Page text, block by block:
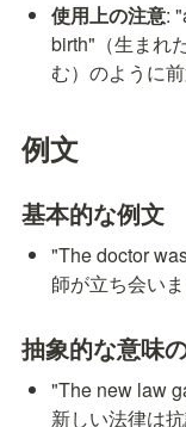
使用上の注意:
birth"（生まれ
む）のように
例文
基本的な例文
"The doctor
師が立ち会いま
抽象的な意味
"The new law
新しい法律は